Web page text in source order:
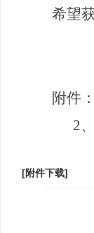
希望
附件：
2、
[附件下载]